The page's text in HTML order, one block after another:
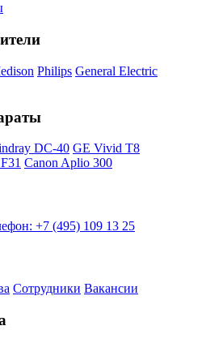
Philips General Electric
DC-40 GE Vivid T8
Canon Aplio 300
+7 (495) 109 13 25
Сотрудники Вакансии